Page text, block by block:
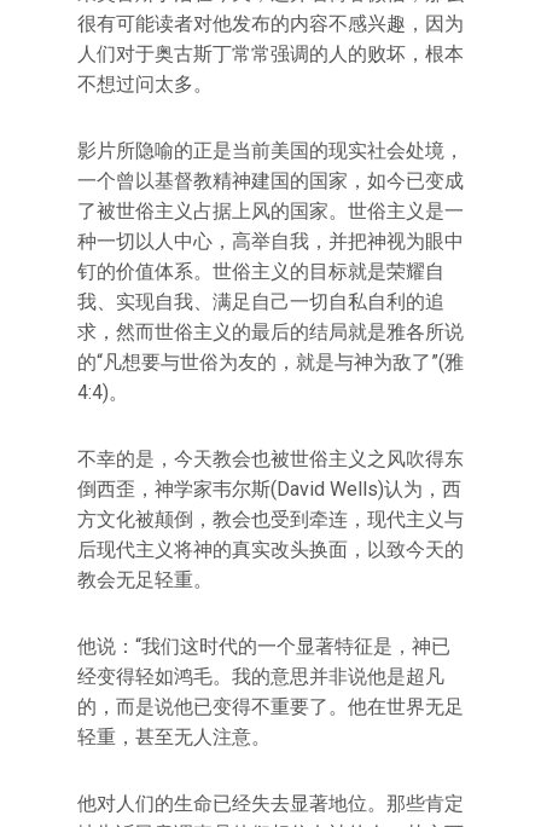
很有可能读者对他发布的内容不感兴趣，因为
人们对于奥古斯丁常常强调的人的败坏，根本
不想过问太多。
影片所隐喻的正是当前美国的现实社会处境，
一个曾以基督教精神建国的国家，如今已变成
了被世俗主义占据上风的国家。世俗主义是一
种一切以人中心，高举自我，并把神视为眼中
钉的价值体系。世俗主义的目标就是荣耀自
我、实现自我、满足自己一切自私自利的追
求，然而世俗主义的最后的结局就是雅各所说
的“凡想要与世俗为友的，就是与神为敌了”(雅
4:4)。
不幸的是，今天教会也被世俗主义之风吹得东
倒西歪，神学家韦尔斯(David Wells)认为，西
方文化被颠倒，教会也受到牵连，现代主义与
后现代主义将神的真实改头换面，以致今天的
教会无足轻重。
他说：“我们这时代的一个显著特征是，神已
经变得轻如鸿毛。我的意思并非说他是超凡
的，而是说他已变得不重要了。他在世界无足
轻重，甚至无人注意。
他对人们的生命已经失去显著地位。那些肯定